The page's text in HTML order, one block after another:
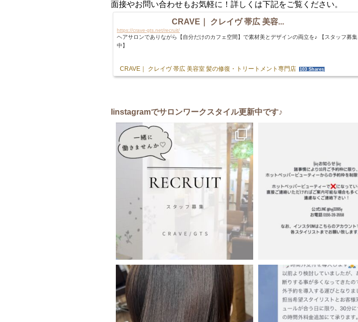
面接やお問い合わせもお気軽に！詳しくは下記をご覧ください。
CRAVE｜ クレイヴ 帯広 美容...
https://crave-gts.net/recruit/
ヘアサロンでありながら【自分だけのカフェ空間】で素材美とデザインの両立を♪ 【スタッフ募集
中】
CRAVE｜ クレイヴ 帯広 美容室 髪の修復・トリートメント専門店 103 Shares
Iinstagramでサロンワークスタイル更新中です♪